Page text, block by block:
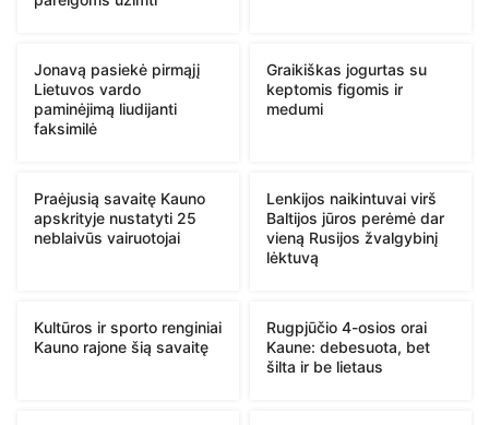
Jonavą pasiekė pirmąjį
Lietuvos vardo
paminėjimą liudijanti
faksimilė
Graikiškas jogurtas su
keptomis figomis ir
medumi
Praėjusią savaitę Kauno
apskrityje nustatyti 25
neblaivūs vairuotojai
Lenkijos naikintuvai virš
Baltijos jūros perėmė dar
vieną Rusijos žvalgybinį
lėktuvą
Kultūros ir sporto renginiai
Kauno rajone šią savaitę
Rugpjūčio 4-osios orai
Kaune: debesuota, bet
šilta ir be lietaus